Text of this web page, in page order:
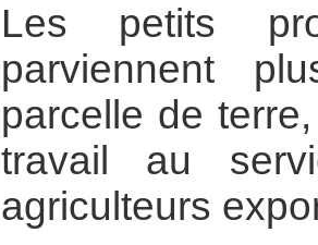
Les petits
parviennent
parcelle de
travail au
agriculteurs